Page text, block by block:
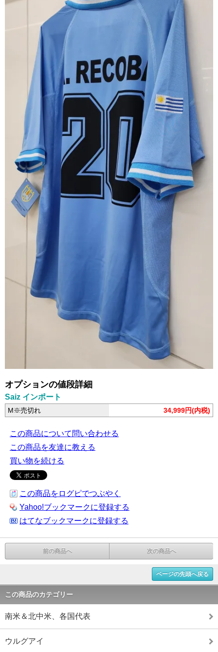
オプションの値段詳細
Saiz インポート
M※売切れ 34,999円(内税)
この商品について問い合わせる
この商品を友達に教える
買い物を続ける
この商品をログピでつぶやく
Yahoo!ブックマークに登録する
はてなブックマークに登録する
前の商品へ 次の商品へ
ページの先頭へ戻る
この商品のカテゴリー
南米＆北中米、各国代表
ウルグアイ